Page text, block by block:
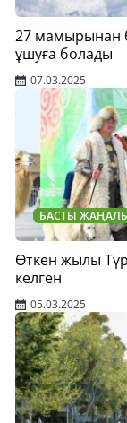
27 мамырынан
ұшуға болады
07.03.2025
БАСТЫ
Өткен жылы
келген
05.03.2025